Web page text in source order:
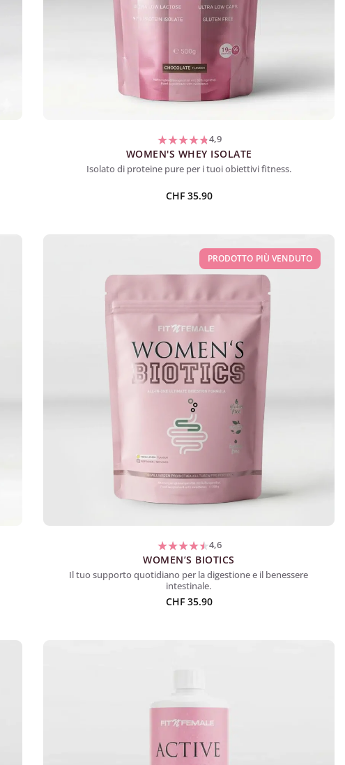
4,9
WOMEN'S WHEY ISOLATE
Isolato di proteine pure per i tuoi obiettivi fitness.
CHF35.90
PRODOTTO PIÙ VENDUTO
4,6
WOMEN’S BIOTICS
Il tuo supporto quotidiano per la digestione e il benessere
intestinale.
CHF35.90